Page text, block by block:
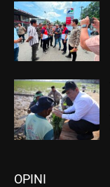
OPINI